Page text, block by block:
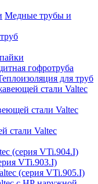
Медные трубы и
гофротруба
для труб
стали Valtec
стали Valtec
(серия VTi.904.I)
VTi.903.I)
(серия VTi.905.I)